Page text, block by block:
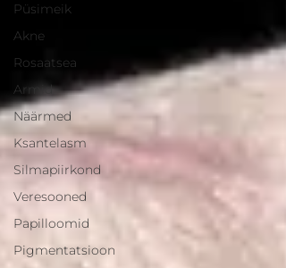
Püsimeik
Akne
Rosaatsea
Armid
Näärmed
Ksantelasm
Silmapiirkond
Veresooned
Papilloomid
Pigmentatsioon